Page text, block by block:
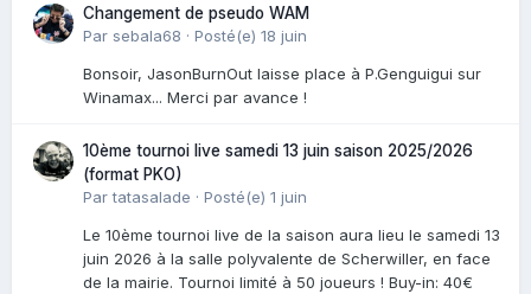
Changement de pseudo WAM
Par sebala68 · Posté(e) 18 juin
Bonsoir, JasonBurnOut laisse place à P.Genguigui sur
Winamax... Merci par avance !
10ème tournoi live samedi 13 juin saison 2025/2026
(format PKO)
Partatasalade · Posté(e) 1 juin
Le 10ème tournoi live de la saison aura lieu le samedi 13
juin 2026 à la salle polyvalente de Scherwiller, en face
de la mairie. Tournoi limité à 50 joueurs ! Buy-in: 40€